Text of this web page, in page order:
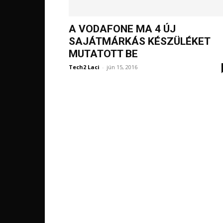
A VODAFONE MA 4 ÚJ
SAJÁTMÁRKÁS KÉSZÜLÉKET
MUTATOTT BE
Tech2 Laci - jún 15, 2016